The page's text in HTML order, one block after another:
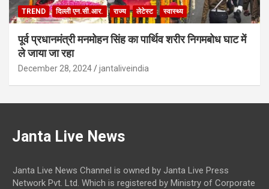
TREND दिल्ली एन.सी.आर. राज्य लेटेस्ट स्वास्थ्य
पूर्व प्रधानमंत्री मनमोहन सिंह का पार्थिव शरीर निगमबोध घाट में
ले जाया जा रहा
December 28, 2024 jantaliveindia
Janta Live News
Janta Live News Channel is owned by Janta Live Press
Network Pvt. Ltd. Which is registered by Ministry of Corporate